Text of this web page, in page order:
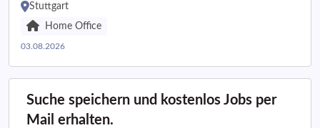
Stuttgart
Home Office
03.08.2026
Suche speichern und kostenlos Jobs per
Mail erhalten.